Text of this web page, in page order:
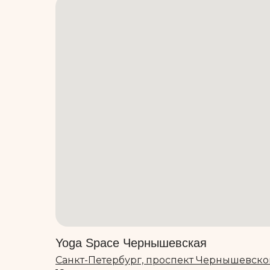
Yoga Space Чернышевская
Санкт-Петербург, проспект